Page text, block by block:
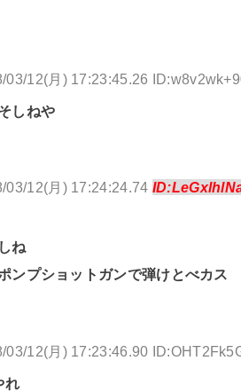
03/12(月) 17:23:45.26
しねや
03/12(月) 17:24:24.74
ね
ンプショットガンで弾けとべカス
03/12(月) 17:23:46.90
れ